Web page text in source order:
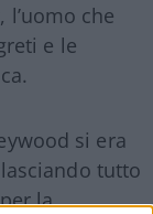
che
e le
si era
tutto
la